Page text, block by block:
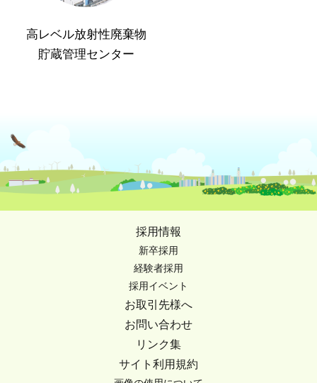
高レベル放射性廃棄物
貯蔵管理センター
採用情報
新卒採用
経験者採用
採用イベント
お取引先様へ
お問い合わせ
リンク集
サイト利用規約